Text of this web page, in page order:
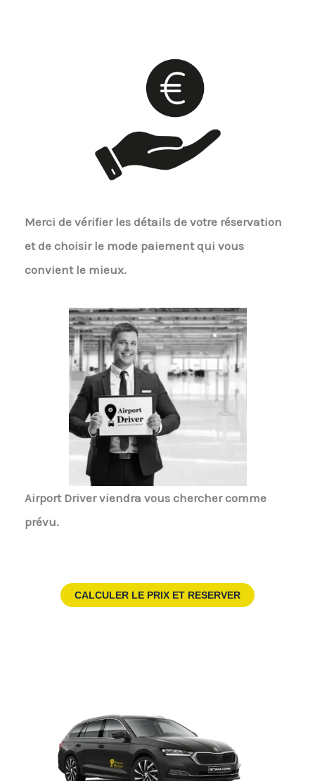
Merci de vérifier les détails de votre réservation
et de choisir le mode paiement qui vous
convient le mieux.
Airport Driverviendra vous chercher comme
prévu.
CALCULER LE PRIX ET RESERVER